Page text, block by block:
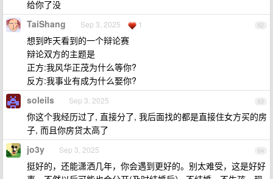
给你了没
62
TaiShang Sep 3, 2025 1
想到昨天看到的一个辩论赛
辩论双方的主题是
正方:我风华正茂为什么等你?
反方:我事业有成为什么娶你?
63
soleils Sep 3, 2025
你这个我经历过了, 直接分了, 我后面找的都是直接住女方买的房
子, 而且你房贷太高了
64
jo3y Sep 3, 2025
挺好的，还能潇洒几年，你会遇到更好的。别太难受，这是好好